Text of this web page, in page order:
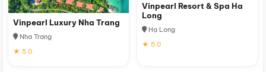
Vinpearl Luxury Nha Trang
Nha Trang
★ 5.0
Vinpearl Resort & Spa Ha
Long
Hạ Long
★ 5.0